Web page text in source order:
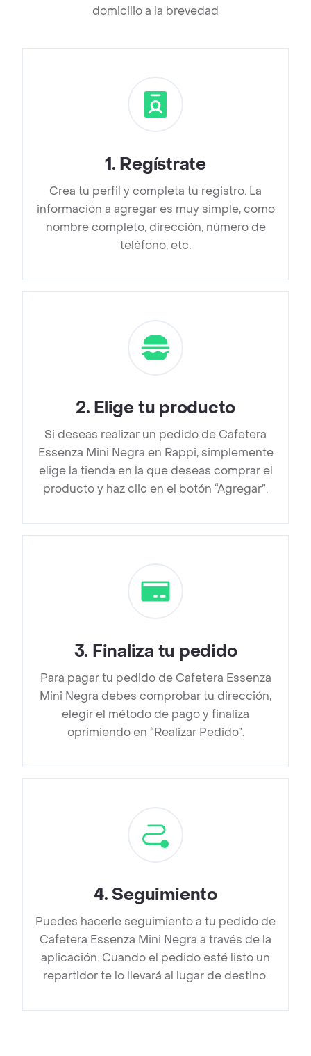
domicilio a la brevedad
1. Regístrate
Crea tu perfil y completa tu registro. La
información a agregar es muy simple, como
nombre completo, dirección, número de
teléfono, etc.
2. Elige tu producto
Si deseas realizar un pedido de Cafetera
Essenza Mini Negra en Rappi, simplemente
elige la tienda en la que deseas comprar el
producto y haz clic en el botón “Agregar”.
3. Finaliza tu pedido
Para pagar tu pedido de Cafetera Essenza
Mini Negra debes comprobar tu dirección,
elegir el método de pago y finaliza
oprimiendo en “Realizar Pedido”.
4. Seguimiento
Puedes hacerle seguimiento a tu pedido de
Cafetera Essenza Mini Negra a través de la
aplicación. Cuando el pedido esté listo un
repartidor te lo llevará al lugar de destino.